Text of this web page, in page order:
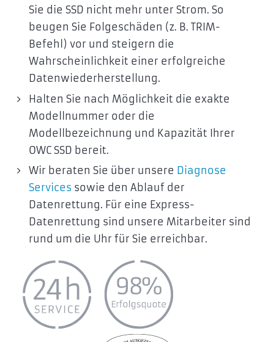
Sie die SSD nicht mehr unter Strom. So
beugen Sie Folgeschäden (z. B. TRIM-
Befehl) vor und steigern die
Wahrscheinlichkeit einer erfolgreiche
Datenwiederherstellung.
Halten Sie nach Möglichkeit die exakte
Modellnummer oder die
Modellbezeichnung und Kapazität Ihrer
OWC SSD bereit.
Wir beraten Sie über unsere Diagnose
Services sowie den Ablauf der
Datenrettung. Für eine Express-
Datenrettung sind unsere Mitarbeiter sind
rund um die Uhr für Sie erreichbar.